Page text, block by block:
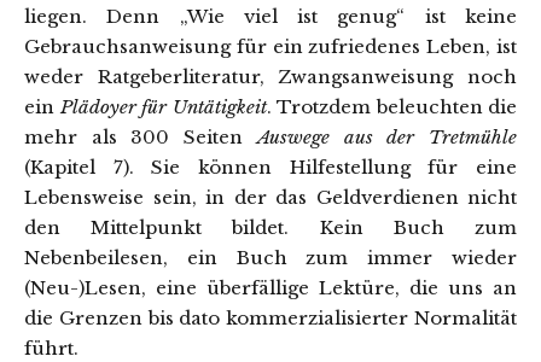
liegen. Denn „Wie viel ist genug“ ist keine
Gebrauchsanweisung für ein zufriedenes Leben, ist
weder Ratgeberliteratur, Zwangsanweisung noch
einPlädoyer für Untätigkeit. Trotzdem beleuchten die
mehr als 300 SeitenAuswege aus der Tretmühle
(Kapitel 7). Sie können Hilfestellung für eine
Lebensweise sein, in der das Geldverdienen nicht
den Mittelpunkt bildet. Kein Buch zum
Nebenbeilesen, ein Buch zum immer wieder
(Neu-)Lesen, eine überfällige Lektüre, die uns an
die Grenzen bis dato kommerzialisierter Normalität
führt.